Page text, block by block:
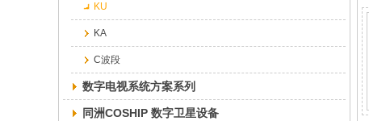
KU
KA
C波段
数字电视系统方案系列
同洲COSHIP 数字卫星设备